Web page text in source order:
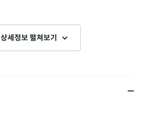
상세정보 펼쳐보기